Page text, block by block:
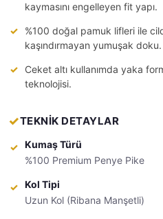
kaymasını engelleyen fit yapı.
%100 doğal pamuk lifleri ile
kaşındırmayan yumuşak doku.
Ceket altı kullanımda yaka
teknolojisi.
TEKNİK DETAYLAR
Kumaş Türü
%100 Premium Penye Pike
Kol Tipi
Uzun Kol (Ribana Manşetli)